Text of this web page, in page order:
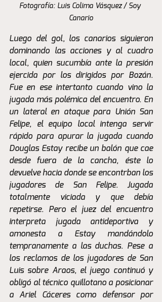
Fotografía: Luis Colima Vásquez / Soy
Canario
Luego del gol, los canarios siguieron
dominando las acciones y al cuadro
local, quien sucumbía ante la presión
ejercida por los dirigidos por Bozán.
Fue en ese intertanto cuando vino la
jugada más polémica del encuentro. En
un lateral en ataque para Unión San
Felipe, el equipo local intenga servir
rápido para apurar la jugada cuando
Douglas Estay recibe un balón que cae
desde fuera de la cancha, éste lo
devuelve hacia donde se encontrban los
jugadores de San Felipe. Jugada
totalmente viciada y que debía
repetirse. Pero el juez del encuentro
interpreta jugada antideportiva y
amonesta a Estay mandándolo
tempranamente a las duchas. Pese a
los reclamos de los jugadores de San
Luis sobre Araos, el juego continuó y
obligó al técnico quillotano a posicionar
a Ariel Cáceres como defensor por